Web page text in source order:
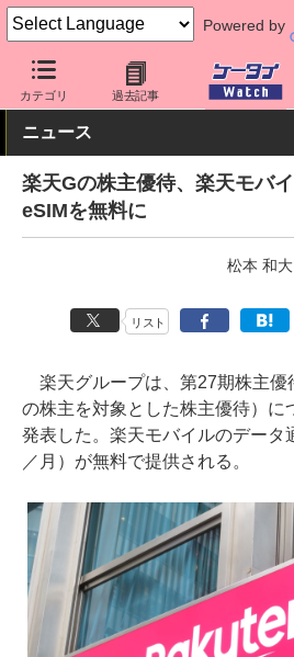
Powered by
カテゴリ 過去記事
ケータイ Watch キャリア 楽天 そ
ニュース
楽天Gの株主優待、楽天モバ
eSIMを無料に
松本 和大
リスト
楽天グループは、第27期株主優
の株主を対象とした株主優待）に
発表した。楽天モバイルのデータ
／月）が無料で提供される。